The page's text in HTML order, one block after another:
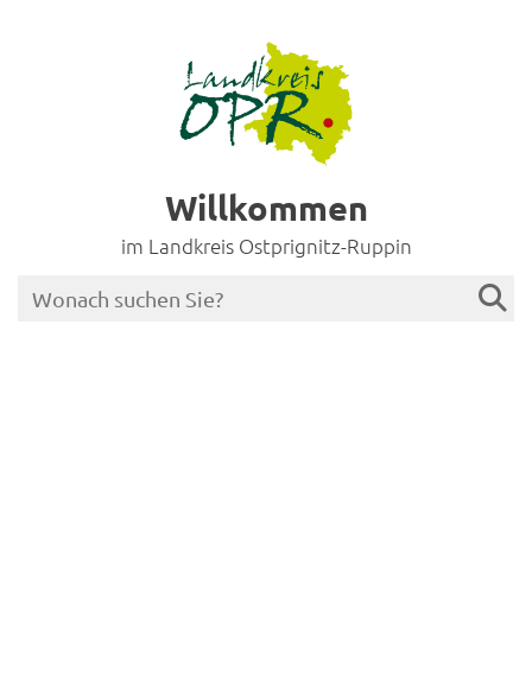
Willkommen
im Landkreis Ostprignitz-Ruppin